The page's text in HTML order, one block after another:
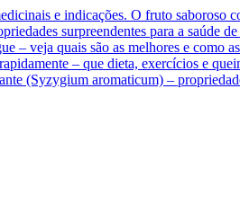
e indicações. O fruto saboroso
surpreendentes para a saúde
– veja quais são as melhores e como
– que dieta, exercícios e
(Syzygium aromaticum) –